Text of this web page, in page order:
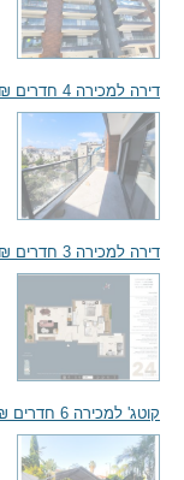
דירה למכירה 4 חדרים 2,690,000₪
דירה למכירה 3 חדרים 1,950,000₪
קוטג' למכירה 6 חדרים 5,500,000₪